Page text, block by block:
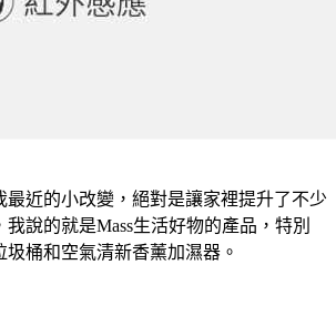
最近的小改變，絕對是讓家裡提升了不少
說的就是Mass生活好物的產品，特別
桶和空氣清新香薰加濕器。